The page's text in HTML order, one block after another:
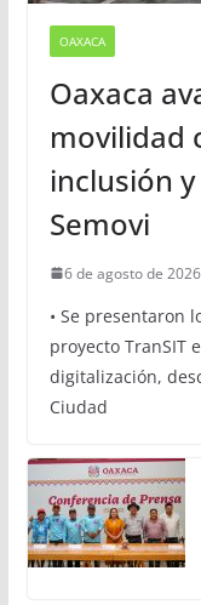
OAXACA
Oaxaca
movilidad
inclusión
Semovi
6 de agosto de 2026
• Se presentaron
proyecto TranSIT
digitalización,
Ciudad